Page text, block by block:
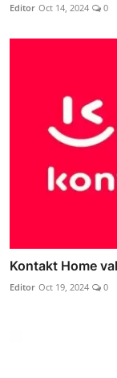
Editor Oct 14, 2024 0
Kontakt Home
Editor Oct 19, 2024 0